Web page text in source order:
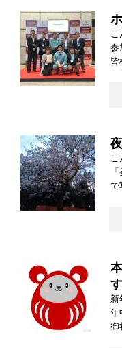
参
皆
で
す
新
年
御